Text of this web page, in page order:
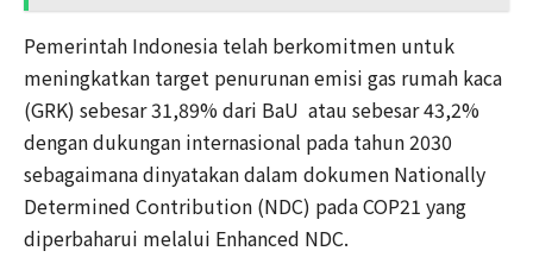
Pemerintah Indonesia telah berkomitmen untuk
meningkatkan target penurunan emisi gas rumah kaca
(GRK) sebesar 31,89% dari BaU atau sebesar 43,2%
dengan dukungan internasional pada tahun 2030
sebagaimana dinyatakan dalam dokumen Nationally
Determined Contribution (NDC) pada COP21 yang
diperbaharui melalui Enhanced NDC.